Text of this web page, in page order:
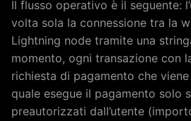
Il flusso operativo è il seguente:
volta sola la connessione tra la
Lightning node tramite una
momento, ogni transazione con
richiesta di pagamento che
quale esegue il pagamento solo
preautorizzati dall’utente